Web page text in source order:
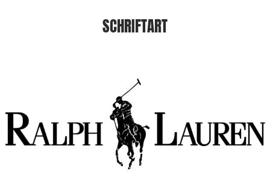
SCHRIFTART